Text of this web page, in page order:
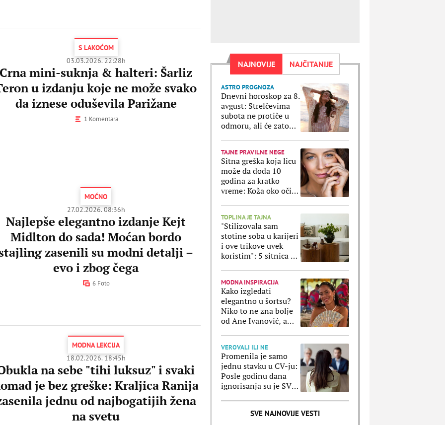
S LAKOĆOM
03.03.2026. 22:28h
Crna mini-suknja & halteri: Šarliz
u izdanju koje ne može svako
da iznese oduševila Parižane
1 Komentara
MOĆNO
27.02.2026. 08:36h
Najlepše elegantno izdanje Kejt
Midlton do sada! Moćan bordo
zasenili su modni detalji –
evo i zbog čega
6 Foto
MODNA LEKCIJA
18.02.2026. 18:45h
na sebe "tihi luksuz" i svaki
je bez greške: Kraljica Ranija
jednu od najbogatijih žena
na svetu
NAJNOVIJE NAJČITANIJE
ASTRO PROGNOZA
Dnevni horoskop za 8.
avgust: Strelčevima
subota ne protiče u
odmoru, ali će zato
TAJNE PRAVILNE NEGE
Sitna greška koja licu
može da doda 10
godina za kratko
vreme: Koža oko očiju
TOPLINA JE TAJNA
"Stilizovala sam
stotine soba u karijeri
i ove trikove uvek
koristim": 5 sitnica uz
MODNA INSPIRACIJA
Kako izgledati
elegantno u šortsu?
Niko to ne zna bolje
od Ane Ivanović, a
VEROVALI ILI NE
Promenila je samo
jednu stavku u CV-ju:
Posle godinu dana
ignorisanja su je SVI
poražavajući
SVE NAJNOVIJE VESTI